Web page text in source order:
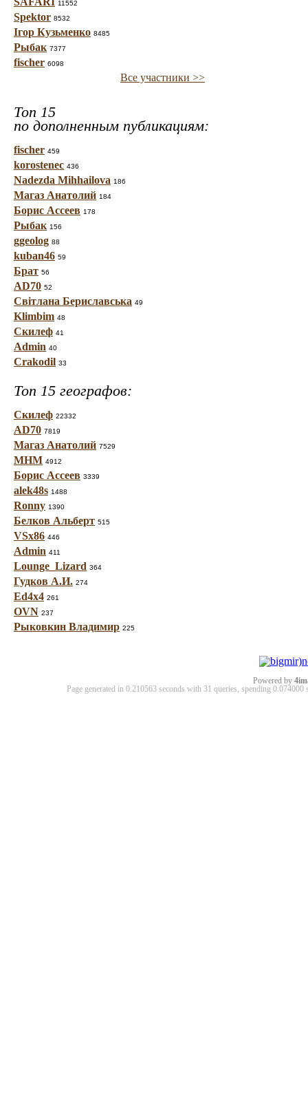
11552
Spektor 8532
Ігор Кузьменко 8485
Рыбак 7377
fischer 6098
Все участники >>
Топ 15
по дополненным публикациям:
fischer 459
korostenec 436
Nadezda Mihhailova 186
Магаз Анатолий 184
Борис Ассеев 178
Рыбак 156
ggeolog 88
kuban46 59
Брат 56
AD70 52
Світлана Бериславська 49
Klimbim 48
Скилеф 41
Admin 40
Crakodil 33
Топ 15 географов:
Скилеф 22332
AD70 7819
Магаз Анатолий 7529
МНМ 4912
Борис Ассеев 3339
alek48s 1488
Ronny 1390
Белков Альберт 515
VSx86 446
Admin 411
Lounge_Lizard 364
Гудков А.И. 274
Ed4x4 261
OVN 237
Рыковкин Владимир 225
Powered by
Page generated in 0.210563 seconds with 31 queries, spending